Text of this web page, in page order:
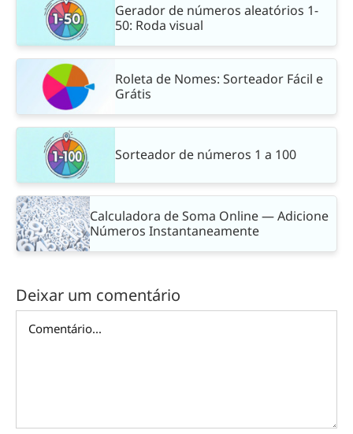
Gerador de números aleatórios 1-
50: Roda visual
Roleta de Nomes: Sorteador Fácil e
Grátis
Sorteador de números 1 a 100
Calculadora de Soma Online — Adicione
Números Instantaneamente
Deixar um comentário